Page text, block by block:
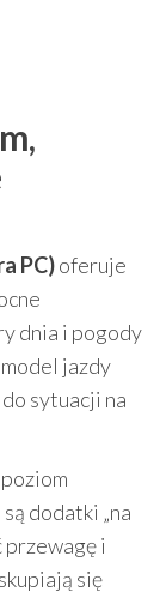
PC)oferuje
dnia i pogody
jazdy
sytuacji na
dodatki „na
przewagę i
się